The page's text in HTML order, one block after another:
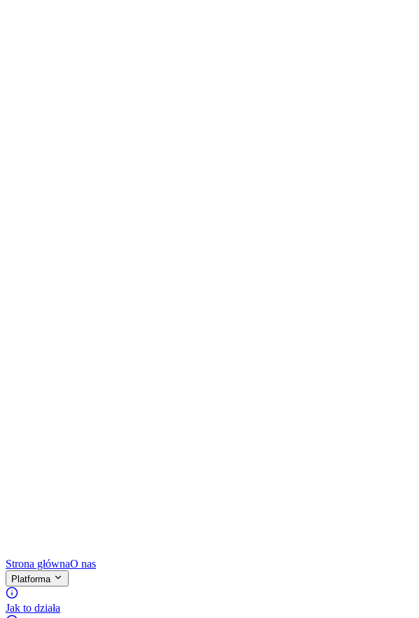
Strona głównaO nas
Platforma
Jak to działa